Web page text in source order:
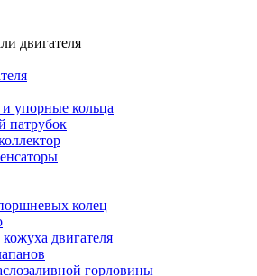
двигателя
упорные кольца
патрубок
колец
двигателя
горловины